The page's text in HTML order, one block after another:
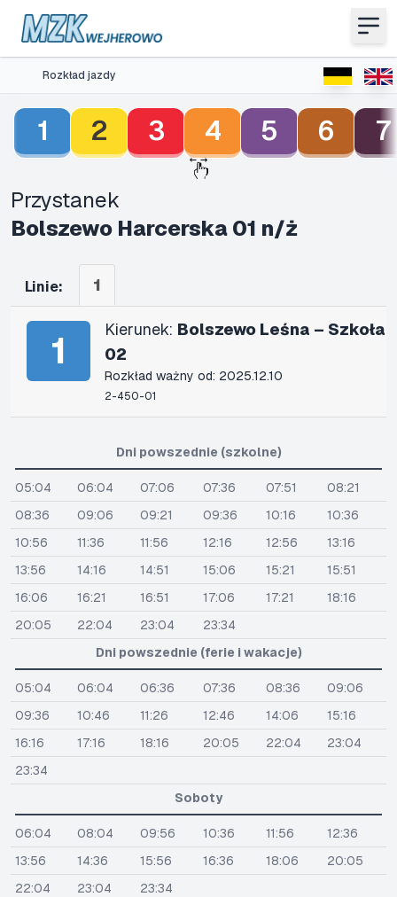
Rozkład jazdy
1 2 3 4 5 6 7
Przystanek
Bolszewo Harcerska 01 n/ż
Linie: 1
1 Kierunek: Bolszewo Leśna – Szkoła
02
Rozkład ważny od: 2025.12.10
2-450-01
Dni powszednie (szkolne)
05:04 06:04 07:06 07:36 07:51
08:21
08:36
09:06 09:21 09:36 10:16
10:36
10:56
11:36 11:56 12:16 12:56
13:16
13:56
14:16 14:51 15:06 15:21
15:51
16:06
16:21 16:51 17:06 17:21
18:16
20:05
22:04 23:04
23:34
Dni powszednie (ferie i wakacje)
05:04 06:04 06:36 07:36 08:36
09:06
09:36
10:46 11:26 12:46 14:06
15:16
16:16
17:16 18:16 20:05 22:04
23:04
23:34
Soboty
06:04 08:04 09:56 10:36 11:56
12:36
13:56
14:36 15:56 16:36 18:06
20:05
22:04
23:04
23:34